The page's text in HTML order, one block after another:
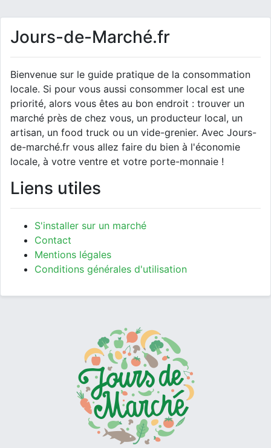
Jours-de-Marché.fr
Bienvenue sur le guide pratique de la consommation
locale. Si pour vous aussi consommer local est une
priorité, alors vous êtes au bon endroit : trouver un
marché près de chez vous, un producteur local, un
artisan, un food truck ou un vide-grenier. Avec Jours-
de-marché.fr vous allez faire du bien à l'économie
locale, à votre ventre et votre porte-monnaie !
Liens utiles
S'installer sur un marché
Contact
Mentions légales
Conditions générales d'utilisation